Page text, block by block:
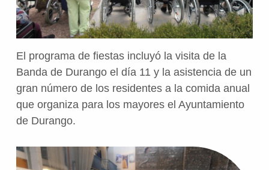
El programa de fiestas incluyó la visita de la
Banda de Durango el día 11 y la asistencia de un
gran número de los residentes a la comida anual
que organiza para los mayores el Ayuntamiento
de Durango.